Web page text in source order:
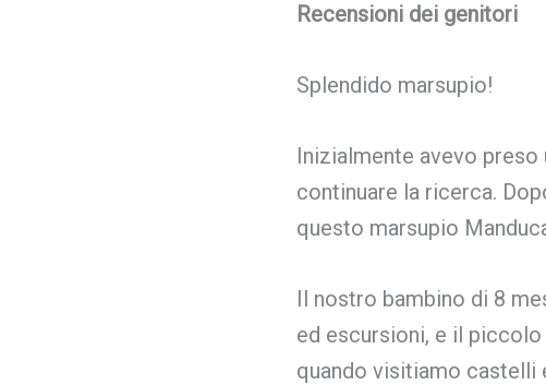
Recensioni dei genitori
Splendido marsupio!
Inizialmente avevo
continuare la ricerca.
questo marsupio
Il nostro bambino di 8
ed escursioni, e il
quando visitiamo castelli